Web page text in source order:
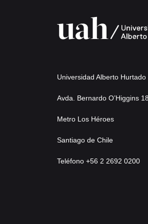
Universidad Alberto Hurtado
Avda. Bernardo O’Higgins
Metro Los Héroes
Santiago de Chile
Teléfono +56 2 2692 0200